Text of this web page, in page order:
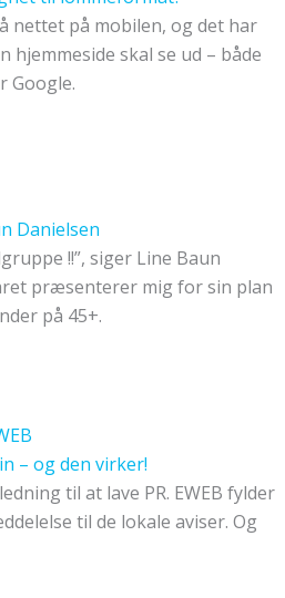
nettet på mobilen, og det har
hjemmeside skal se ud – både
Google.
Danielsen
!!”, siger Line Baun
præsenterer mig for sin plan
på 45+.
– og den virker!
til at lave PR. EWEB fylder
til de lokale aviser. Og